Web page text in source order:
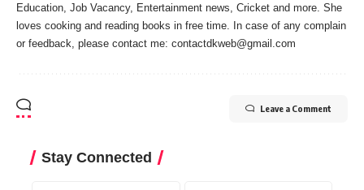
Education, Job Vacancy, Entertainment news, Cricket and more. She
loves cooking and reading books in free time. In case of any complain
or feedback, please contact me: contactdkweb@gmail.com
Leave a Comment
Stay Connected